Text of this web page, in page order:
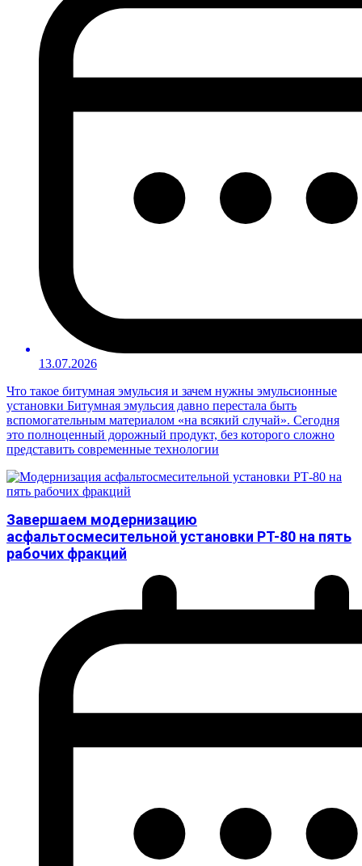
13.07.2026
Что такое битумная эмульсия и зачем нужны эмульсионные
установки Битумная эмульсия давно перестала быть
вспомогательным материалом «на всякий случай». Сегодня
это полноценный дорожный продукт, без которого сложно
представить современные технологии
Завершаем модернизацию
асфальтосмесительной установки РТ-80 на пять
рабочих фракций